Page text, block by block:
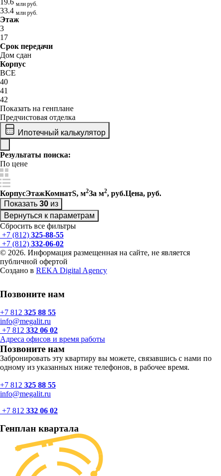
19.6 млн руб.
33.4 млн руб.
Этаж
3
17
Срок передачи
Дом сдан
Корпус
ВСЕ
40
41
42
Показать на генплане
Предчистовая отделка
Ипотечный калькулятор
Результаты поиска:
По цене
По цене за м
По цене за м
По цене
По цене
По площади
По площади
По этажу
По этажу
КорпусЭтажКомнатS, м2За м2, руб.Цена, руб.
Показать 30 из
Вернуться к параметрам
Сбросить все фильтры
+7 (812) 325-88-55
+7 (812) 332-06-02
© 2026. Информация размещенная на сайте, не является
публичной офертой
Создано в REKA Digital Agency
Позвоните нам
+7 812 325 88 55
info@megalit.ru
+7 812 332 06 02
Адреса офисов и время работы
Позвоните нам
Забронировать эту квартиру вы можете, связавшись с нами по
одному из указанных ниже телефонов, в рабочее время.
+7 812 325 88 55
info@megalit.ru
+7 812 332 06 02
Генплан квартала